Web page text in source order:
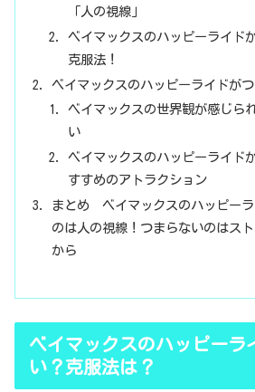
「人の視線」
ベイマックスのハッピーライド
克服法！
ベイマックスのハッピーライドが
ベイマックスの世界観が感じら
い
ベイマックスのハッピーライド
すすめのアトラクション
まとめ ベイマックスのハッピー
のは人の視線！つまらないのはス
から
ベイマックスのハッピーラ
い？克服法は？